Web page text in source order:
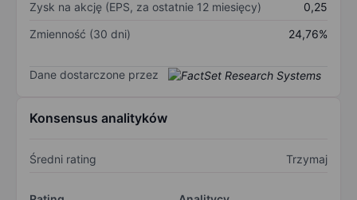
Zysk na akcję (EPS, za ostatnie 12 miesięcy)
0,25
Zmienność (30 dni)
24,76%
Dane dostarczone przez
Konsensus analityków
Średni rating Trzymaj